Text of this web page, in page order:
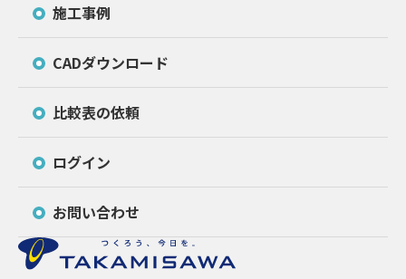
施工事例
CADダウンロード
比較表の依頼
ログイン
お問い合わせ